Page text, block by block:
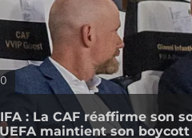
: La CAF réaffirme son
maintient son boycott